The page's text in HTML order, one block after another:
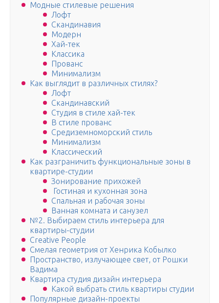
Модные стилевые решения
Лофт
Скандинавия
Модерн
Хай-тек
Классика
Прованс
Минимализм
Как выглядит в различных стилях?
Лофт
Скандинавский
Студия в стиле хай-тек
В стиле прованс
Средиземноморский стиль
Минимализм
Классический
Как разграничить функциональные зоны в
квартире-студии
Зонирование прихожей
Гостиная и кухонная зона
Спальная и рабочая зоны
Ванная комната и санузел
№2. Выбираем стиль интерьера для
квартиры-студии
Creative People
Смелая геометрия от Хенрика Кобылко
Пространство, излучающее свет, от Рошки
Вадима
Квартира студия дизайн интерьера
Какой выбрать стиль квартиры студии
Популярные дизайн-проекты